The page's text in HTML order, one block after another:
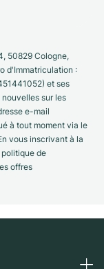
50829 Cologne,
d'Immatriculation :
et ses
sur les
e-mail
à tout moment via le
vous inscrivant à la
de
offres